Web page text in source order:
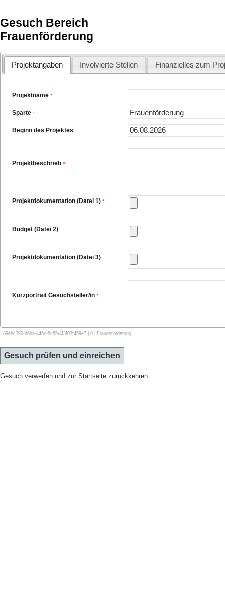
Gesuch Bereich
Frauenförderung
Projektangaben Involvierte Stellen Finanzielles zum
Projektname*
Sparte*
Beginn des Projektes
Projektbeschrieb*
Projektdokumentation (Datei 1) *
Budget (Datei 2)
Projektdokumentation (Datei 3)
Kurzportrait Gesuchsteller/in*
89ebc390-d6ba-446c-8c65-4f3f03f459e7 | 0 | Frauenförderung
Gesuch verwerfen und zur Startseite zurückkehren